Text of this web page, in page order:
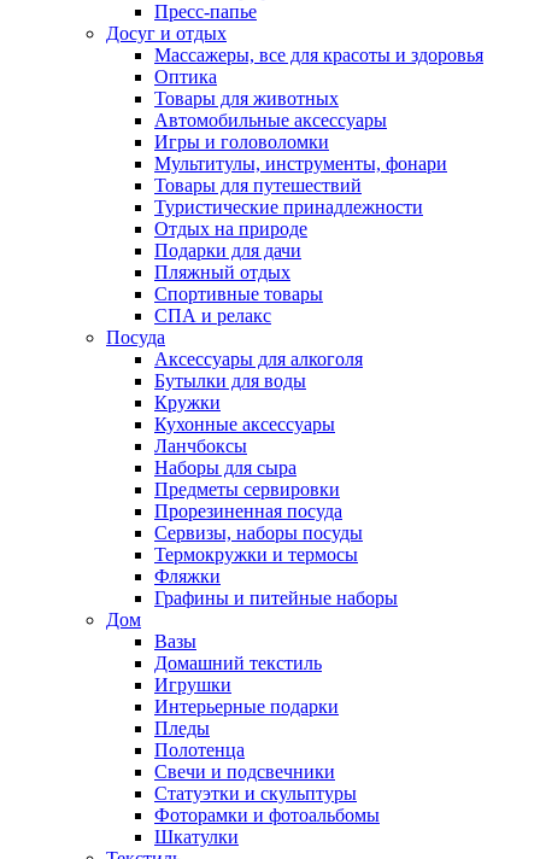
Пресс-папье
Досуг и отдых
Массажеры, все для красоты и здоровья
Оптика
Товары для животных
Автомобильные аксессуары
Игры и головоломки
Мультитулы, инструменты, фонари
Товары для путешествий
Туристические принадлежности
Отдых на природе
Подарки для дачи
Пляжный отдых
Спортивные товары
СПА и релакс
Посуда
Аксессуары для алкоголя
Бутылки для воды
Кружки
Кухонные аксессуары
Ланчбоксы
Наборы для сыра
Предметы сервировки
Прорезиненная посуда
Сервизы, наборы посуды
Термокружки и термосы
Фляжки
Графины и питейные наборы
Дом
Вазы
Домашний текстиль
Игрушки
Интерьерные подарки
Пледы
Полотенца
Свечи и подсвечники
Статуэтки и скульптуры
Фоторамки и фотоальбомы
Шкатулки